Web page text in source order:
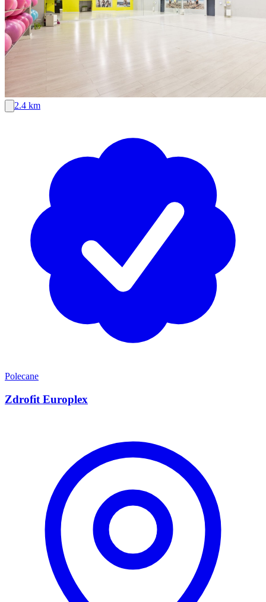
2.4 km
Polecane
Zdrofit Europlex